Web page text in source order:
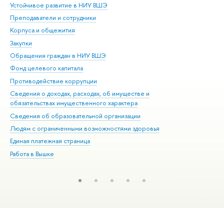
Устойчивое развитие в НИУ ВШЭ
Преподаватели и сотрудники
Корпуса и общежития
Закупки
Обращения граждан в НИУ ВШЭ
Фонд целевого капитала
Противодействие коррупции
Сведения о доходах, расходах, об имуществе и
обязательствах имущественного характера
Сведения об образовательной организации
Людям с ограниченными возможностями здоровья
Единая платежная страница
Работа в Вышке